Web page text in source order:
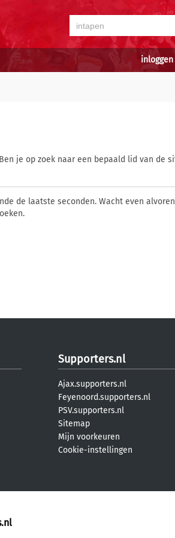
inloggen
je op zoek naar een bepaald lid van de
de laatste seconden. Wacht even
Supporters.nl
Ajax.supporters.nl
Feyenoord.supporters.nl
PSV.supporters.nl
Sitemap
Mijn voorkeuren
Cookie-instellingen